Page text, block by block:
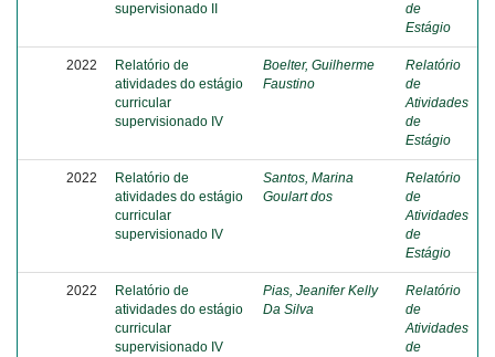
supervisionado II
de
Estágio
2022
Relatório de
atividades do estágio
curricular
supervisionado IV
Boelter, Guilherme
Faustino
Relatório
de
Atividades
de
Estágio
2022
Relatório de
atividades do estágio
curricular
supervisionado IV
Santos, Marina
Goulart dos
Relatório
de
Atividades
de
Estágio
2022
Relatório de
atividades do estágio
curricular
supervisionado IV
Pias, Jeanifer Kelly
Da Silva
Relatório
de
Atividades
de